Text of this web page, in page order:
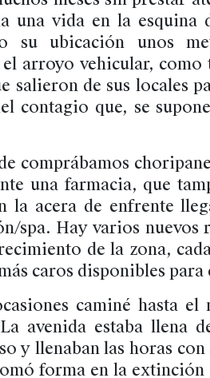
una vida en la
su ubicación unos
arroyo vehicular,
salieron de sus locales
contagio que, se
comprábamos
una farmacia, que
la acera de enfrente
spa. Hay varios nuevos
de la zona,
caros disponibles
caminé hasta el
avenida estaba llena
y llenaban las horas
forma en la